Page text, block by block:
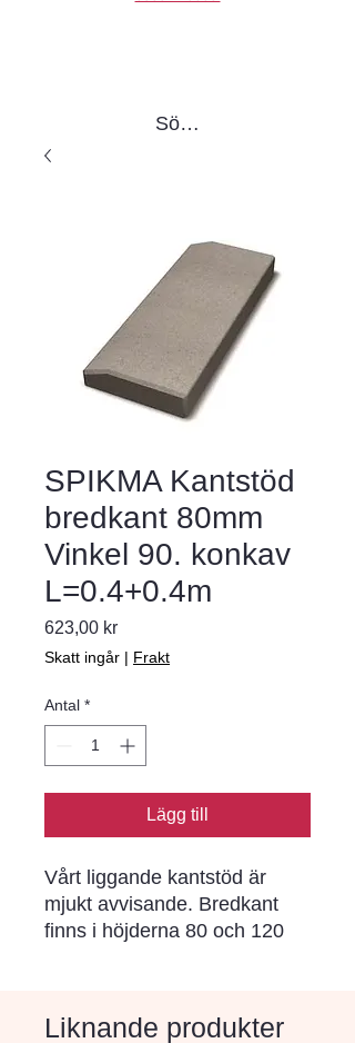
Sök produkter
SPIKMA Kantstöd
bredkant 80mm
Vinkel 90. konkav
L=0.4+0.4m
623,00 krPris
Skatt ingår | Frakt
Antal *
Lägg till
Vårt liggande kantstöd är
mjukt avvisande. Bredkant
finns i höjderna 80 och 120
trottoarer. ytor med långsam
Liknande produkter